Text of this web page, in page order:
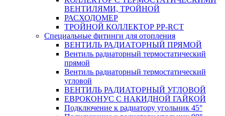
ВЕНТИЛЯМИ, ТРОЙНОЙ
РАСХОДОМЕР
ТРОЙНОЙ КОЛЛЕКТОР PP-RCT
Специальные фитинги для отопления
ВЕНТИЛЬ РАДИАТОРНЫЙ ПРЯМОЙ
Вентиль радиаторный термостатический
прямой
Вентиль радиаторный термостатический
угловой
ВЕНТИЛЬ РАДИАТОРНЫЙ УГЛОВОЙ
ЕВРОКОНУС С НАКИДНОЙ ГАЙКОЙ
Подключение к радиатору угольник 45°